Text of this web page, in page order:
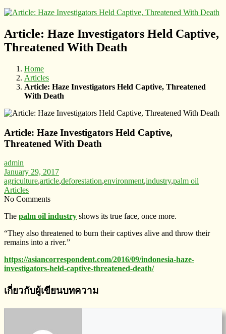
Article: Haze Investigators Held Captive,
Threatened With Death
Home
Articles
Article: Haze Investigators Held Captive, Threatened
With Death
Article: Haze Investigators Held Captive,
Threatened With Death
admin
January 29, 2017
agriculture,article,deforestation,environment,industry,palm oil
Articles
No Comments
The palm oil industry shows its true face, once more.
“They also threatened to burn their captives alive and throw their
remains into a river.”
https://asiancorrespondent.com/2016/09/indonesia-haze-
investigators-held-captive-threatened-death/
เกี่ยวกับผู้เขียนบทความ